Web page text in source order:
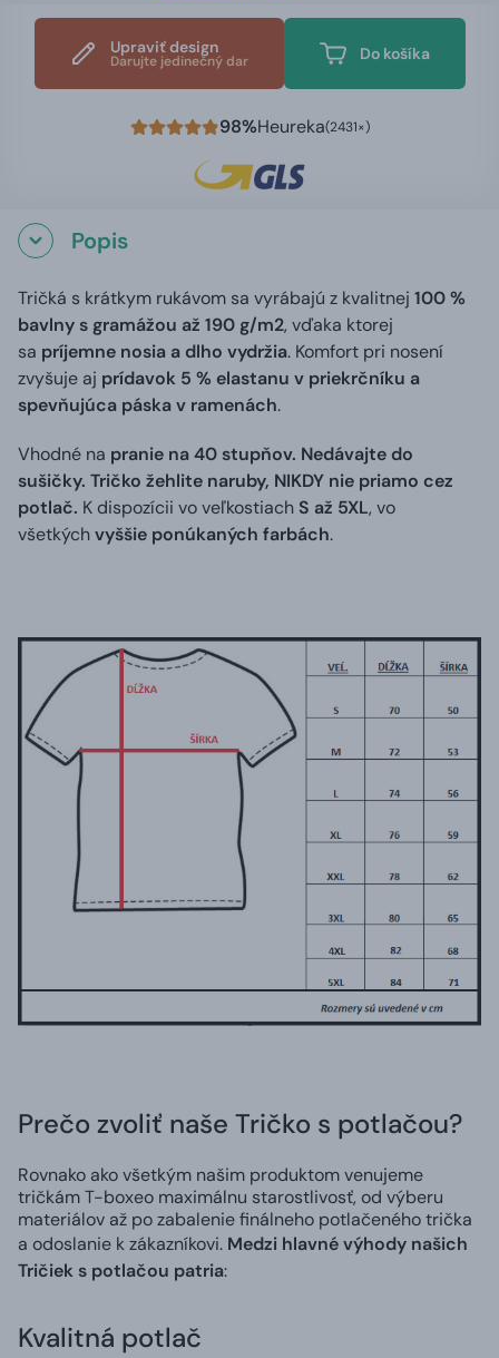
Upraviť design
Darujte jedinečný dar Do košíka
98%Heureka(2431×)
Popis
Tričká s krátkym rukávom sa vyrábajú z kvalitnej 100 %
bavlny s gramážou až 190 g/m2, vďaka ktorej
sa príjemne nosia a dlho vydržia. Komfort pri nosení
zvyšuje aj prídavok 5 % elastanu v priekrčníku a
spevňujúca páska v ramenách.
Vhodné na pranie na 40 stupňov. Nedávajte do
sušičky. Tričko žehlite naruby, NIKDY nie priamo cez
potlač. K dispozícii vo veľkostiach S až 5XL, vo
všetkýchvyššie ponúkaných farbách.
Prečo zvoliť naše Tričko s potlačou?
Rovnako ako všetkým našim produktom venujeme
tričkám T-boxeo maximálnu starostlivosť, od výberu
materiálov až po zabalenie finálneho potlačeného trička
a odoslanie k zákazníkovi. Medzi hlavné výhody našich
Tričiek s potlačou patria:
Kvalitná potlač